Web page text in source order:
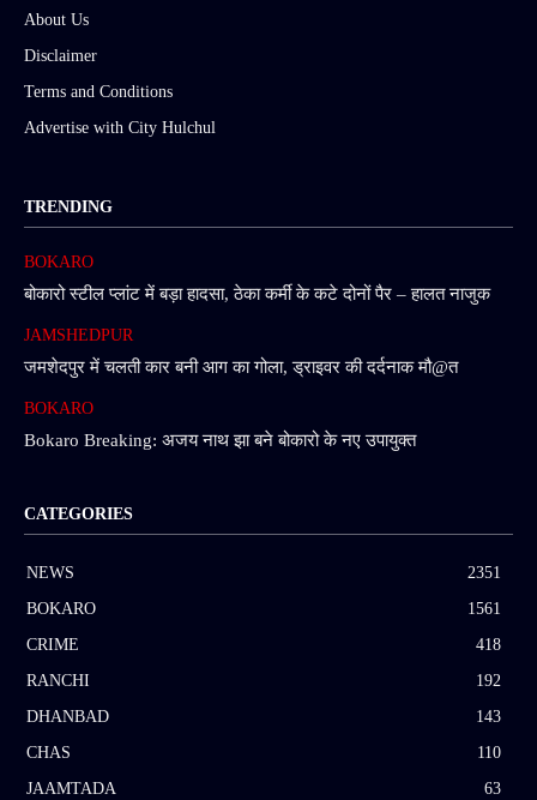
About Us
Disclaimer
Terms and Conditions
Advertise with City Hulchul
TRENDING
BOKARO
बोकारो स्टील प्लांट में बड़ा हादसा, ठेका कर्मी के कटे दोनों पैर – हालत नाजुक
JAMSHEDPUR
जमशेदपुर में चलती कार बनी आग का गोला, ड्राइवर की दर्दनाक मौ@त
BOKARO
Bokaro Breaking: अजय नाथ झा बने बोकारो के नए उपायुक्त
CATEGORIES
NEWS
2351
BOKARO
1561
CRIME
418
RANCHI
192
DHANBAD
143
CHAS
110
JAAMTADA
63